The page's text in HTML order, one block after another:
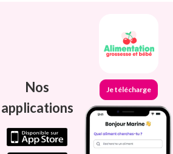
Nos
applications
Je télécharge